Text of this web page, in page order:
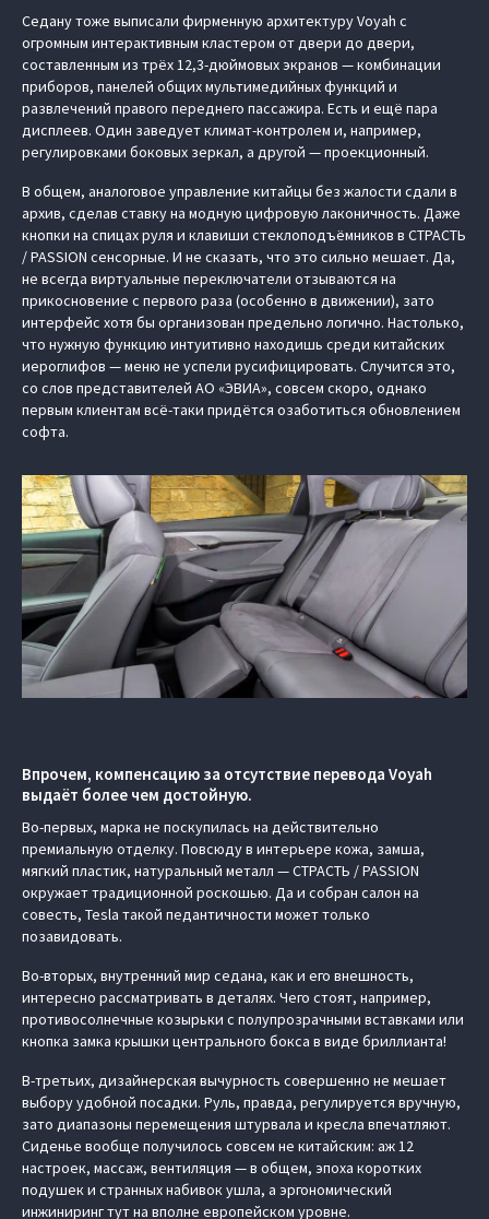
Седану тоже выписали фирменную архитектуру Voyah с
огромным интерактивным кластером от двери до двери,
составленным из трёх 12,3-дюймовых экранов — комбинации
приборов, панелей общих мультимедийных функций и
развлечений правого переднего пассажира. Есть и ещё пара
дисплеев. Один заведует климат-контролем и, например,
регулировками боковых зеркал, а другой — проекционный.
В общем, аналоговое управление китайцы без жалости сдали в
архив, сделав ставку на модную цифровую лаконичность. Даже
кнопки на спицах руля и клавиши стеклоподъёмников в СТРАСТЬ
/ PASSION сенсорные. И не сказать, что это сильно мешает. Да,
не всегда виртуальные переключатели отзываются на
прикосновение с первого раза (особенно в движении), зато
интерфейс хотя бы организован предельно логично. Настолько,
что нужную функцию интуитивно находишь среди китайских
иероглифов — меню не успели русифицировать. Случится это,
со слов представителей АО «ЭВИА», совсем скоро, однако
первым клиентам всё-таки придётся озаботиться обновлением
софта.
Впрочем, компенсацию за отсутствие перевода Voyah
выдаёт более чем достойную.
Во-первых, марка не поскупилась на действительно
премиальную отделку. Повсюду в интерьере кожа, замша,
мягкий пластик, натуральный металл — СТРАСТЬ / PASSION
окружает традиционной роскошью. Да и собран салон на
совесть, Tesla такой педантичности может только
позавидовать.
Во-вторых, внутренний мир седана, как и его внешность,
интересно рассматривать в деталях. Чего стоят, например,
противосолнечные козырьки с полупрозрачными вставками или
кнопка замка крышки центрального бокса в виде бриллианта!
В-третьих, дизайнерская вычурность совершенно не мешает
выбору удобной посадки. Руль, правда, регулируется вручную,
зато диапазоны перемещения штурвала и кресла впечатляют.
Сиденье вообще получилось совсем не китайским: аж 12
настроек, массаж, вентиляция — в общем, эпоха коротких
подушек и странных набивок ушла, а эргономический
инжиниринг тут на вполне европейском уровне.